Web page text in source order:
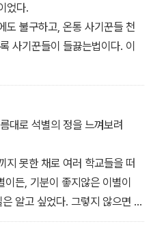
었다.
도 불구하고, 온통 사기꾼들 천
사기꾼들이 들끓는법이다. 이
대로 석별의 정을 느껴보려
지 못한 채로 여러 학교들을 떠
든, 기분이 좋지않은 이별이
알고 싶었다. 그렇지 않으면 기